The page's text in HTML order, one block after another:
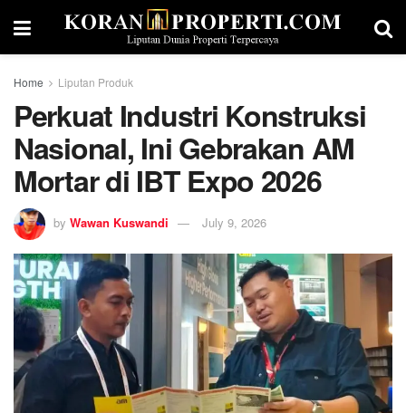
Home Liputan Produk
Perkuat Industri Konstruksi
Nasional, Ini Gebrakan AM
Mortar di IBT Expo 2026
by Wawan Kuswandi July 9, 2026